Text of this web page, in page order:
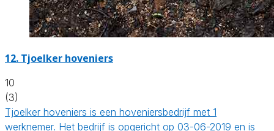
12. Tjoelker hoveniers
10
(3)
Tjoelker hoveniers is een hoveniersbedrijf met 1
werknemer. Het bedrijf is opgericht op 03-06-2019 en is